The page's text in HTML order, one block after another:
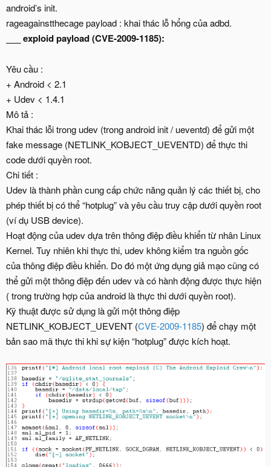
android’s init.
rageagainstthecage payload : khai thác lỗ hổng của adbd.
___ exploid payload (CVE-2009-1185):
Yêu cầu :
+ Android < 2.1
+ Udev < 1.4.1
Mô tả :
Khai thác lỗi trong udev (trong android init / ueventd) để gửi một
fake message (NETLINK_KOBJECT_UEVENTD) để thực thi
code dưới quyền root.
Chi tiết :
Udev là thành phần cung cấp chức năng quản lý các thiết bị, cho
phép thiết bị có thể “hotplug” và yêu cầu truy cập dưới quyền root
(ví dụ USB device).
Hoạt động của udev dựa trên thông điệp điều khiển từ nhân Linux
Kernel. Tuy nhiên khi thực thi, udev không kiểm tra nguồn gốc
của thông điệp điều khiển. Do đó một ứng dụng giả mạo cũng có
thể gửi một thông điệp đến udev và có hành động được thực hiện
( trong trường hợp của android là thực thi dưới quyền root).
Kỹ thuật được sử dụng là gửi một thông điệp
NETLINK_KOBJECT_UEVENT (CVE-2009-1185) để chạy một
bản sao mã thực thi khi sự kiện “hotplug” được kích hoạt.